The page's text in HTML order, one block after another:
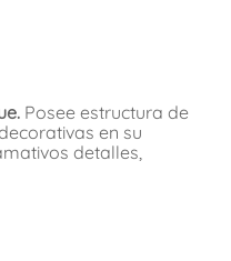
Posee estructura de
en su
detalles,